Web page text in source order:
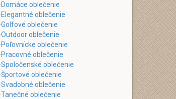
Domáce oblečenie
Elegantné oblečenie
Golfové oblečenie
Outdoor oblečenie
Poľovnícke oblečenie
Pracovné oblečenie
Spoločenské oblečenie
Športové oblečenie
Svadobné oblečenie
Tanečné oblečenie